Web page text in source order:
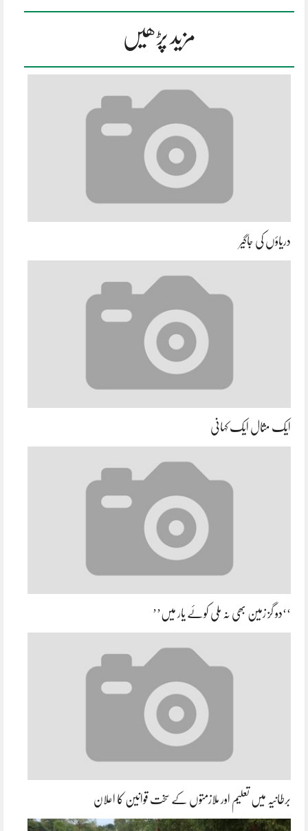
مزید پڑھیں
دریاؤں کی جاگیر
ایک مثال ایک کہانی
‘‘دو گز زمین بھی نہ ملی کوئے یار میں’’
برطانیہ میں تعلیم اور ملازمتوں کے سخت قوانین کا اعلان